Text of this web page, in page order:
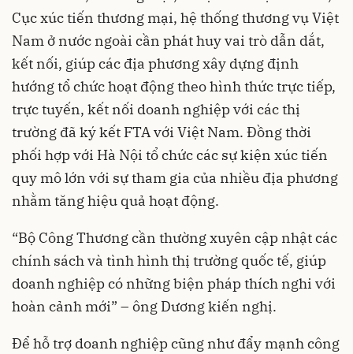
Cục xúc tiến thương mại, hệ thống thương vụ Việt
Nam ở nước ngoài cần phát huy vai trò dẫn dắt,
kết nối, giúp các địa phương xây dựng định
hướng tổ chức hoạt động theo hình thức trực tiếp,
trực tuyến, kết nối doanh nghiệp với các thị
trường đã ký kết FTA với Việt Nam. Đồng thời
phối hợp với Hà Nội tổ chức các sự kiện xúc tiến
quy mô lớn với sự tham gia của nhiều địa phương
nhằm tăng hiệu quả hoạt động.
“Bộ Công Thương cần thường xuyên cập nhật các
chính sách và tình hình thị trường quốc tế, giúp
doanh nghiệp có những biện pháp thích nghi với
hoàn cảnh mới” – ông Dương kiến nghị.
Để hỗ trợ doanh nghiệp cũng như đẩy mạnh công